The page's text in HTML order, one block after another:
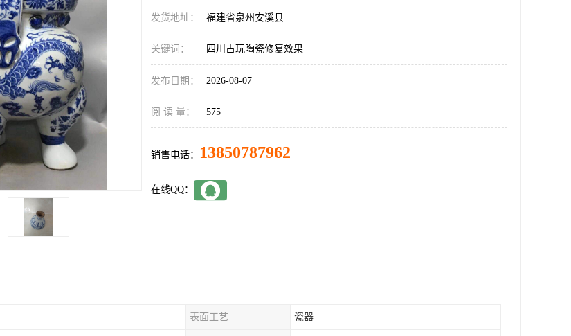
发货地址： 福建省泉州安溪县
关键词： 四川古玩陶瓷修复效果
发布日期： 2026-08-07
阅 读 量： 575
销售电话： 13850787962
在线QQ：
表面工艺 瓷器